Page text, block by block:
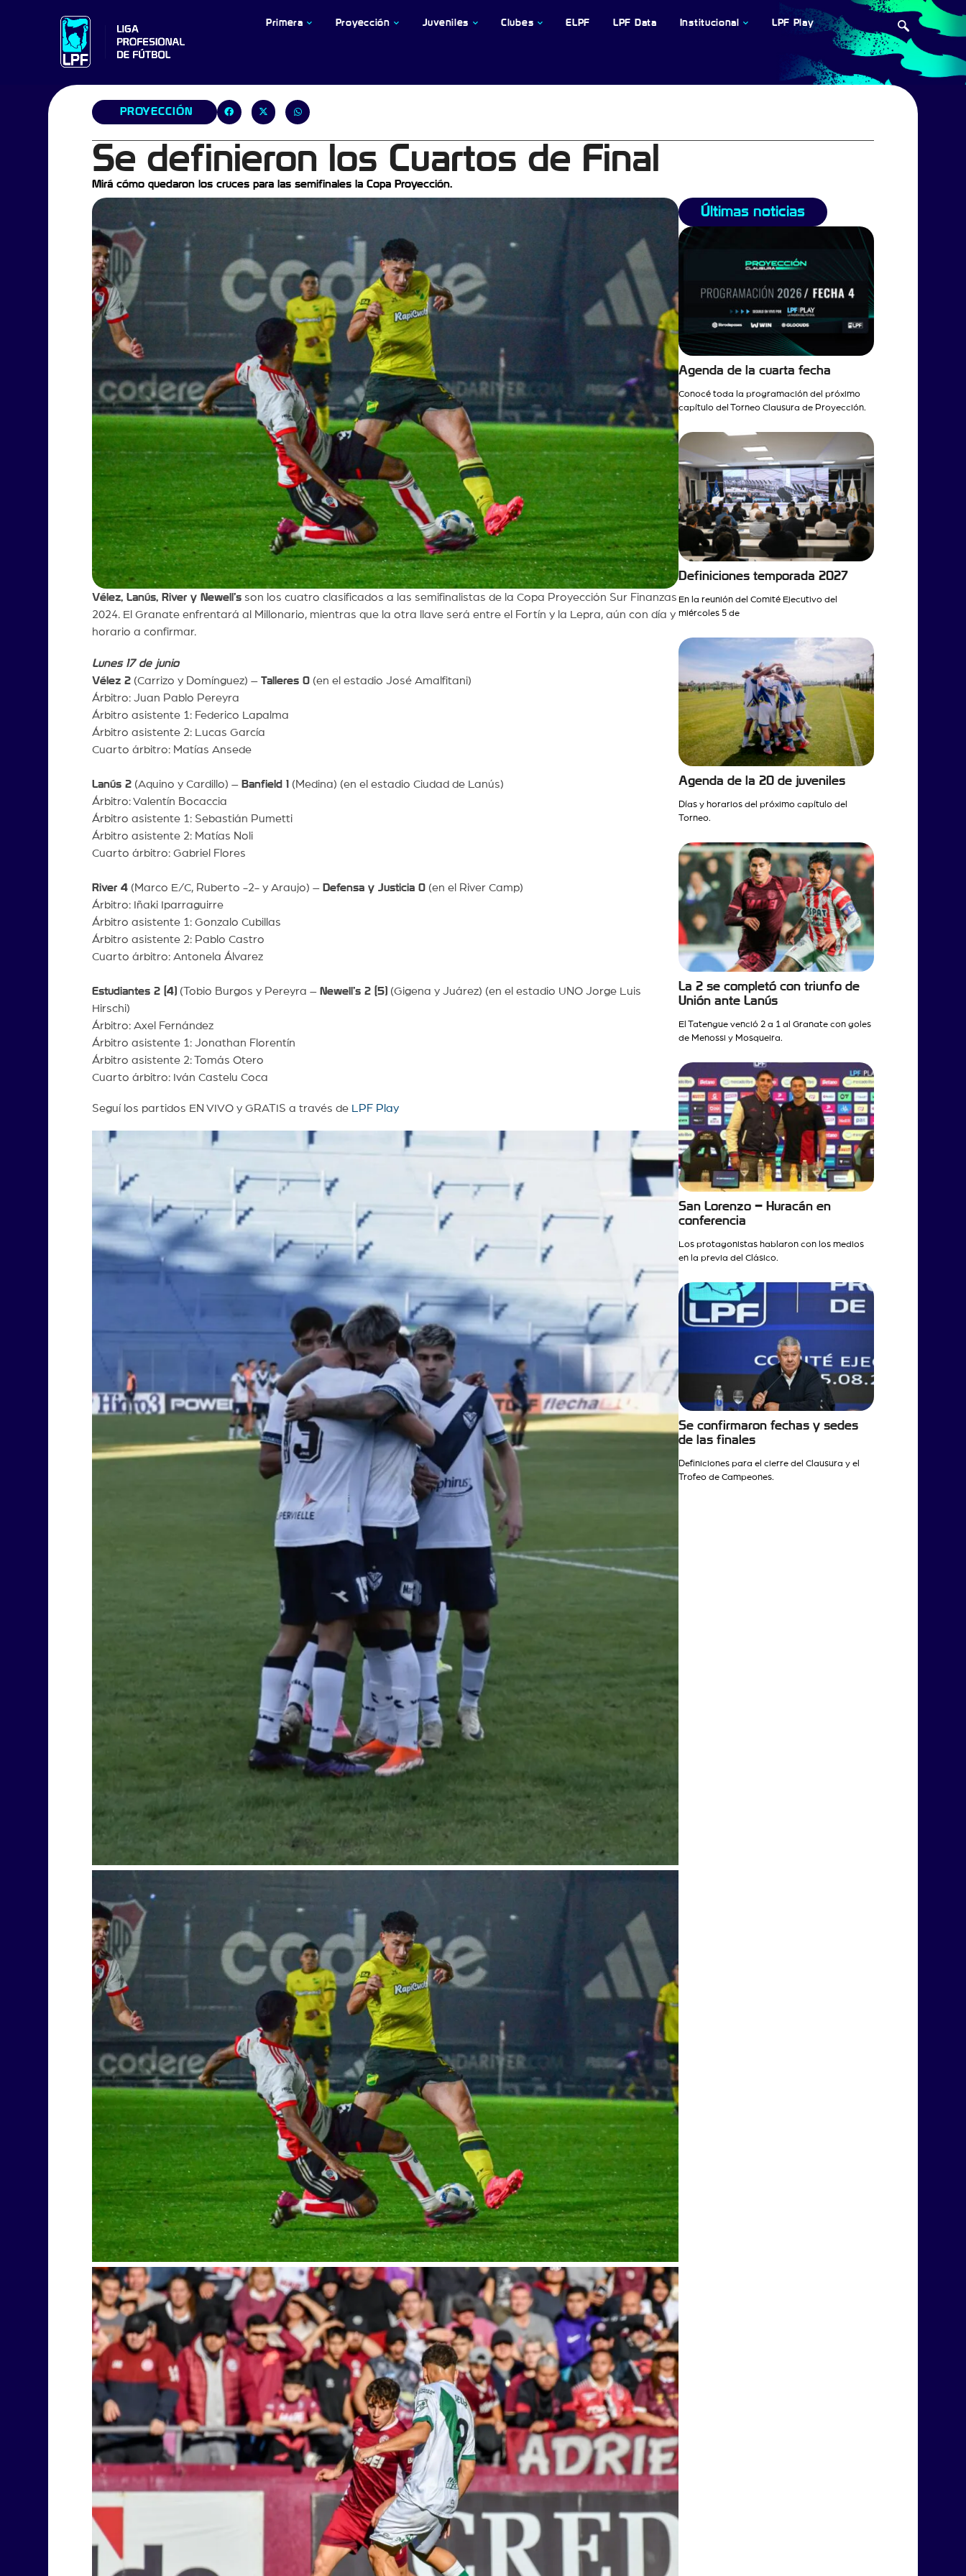
Primera Proyección Juveniles Clubes ELPF LPF Data Institucional LPF Play
PROYECCIÓN
Se definieron los Cuartos de Final
Mirá cómo quedaron los cruces para las semifinales la Copa Proyección.
Vélez, Lanús, River y Newell’sson los cuatro clasificados a las semifinalistas de la Copa Proyección Sur Finanzas
2024. El Granate enfrentará al Millonario, mientras que la otra llave será entre el Fortín y la Lepra, aún con día y
horario a confirmar.
Lunes 17 de junio
Vélez 2(Carrizo y Domínguez) – Talleres 0(en el estadio José Amalfitani)
Árbitro: Juan Pablo Pereyra
Árbitro asistente 1: Federico Lapalma
Árbitro asistente 2: Lucas García
Cuarto árbitro: Matías Ansede
Lanús 2(Aquino y Cardillo) – Banfield 1(Medina) (en el estadio Ciudad de Lanús)
Árbitro: Valentín Bocaccia
Árbitro asistente 1: Sebastián Pumetti
Árbitro asistente 2: Matías Noli
Cuarto árbitro: Gabriel Flores
River 4(Marco E/C, Ruberto -2- y Araujo) – Defensa y Justicia 0(en el River Camp)
Árbitro: Iñaki Iparraguirre
Árbitro asistente 1: Gonzalo Cubillas
Árbitro asistente 2: Pablo Castro
Cuarto árbitro: Antonela Álvarez
Estudiantes 2 (4)(Tobio Burgos y Pereyra – Newell’s 2 (5)(Gigena y Juárez) (en el estadio UNO Jorge Luis
Hirschi)
Árbitro: Axel Fernández
Árbitro asistente 1: Jonathan Florentín
Árbitro asistente 2: Tomás Otero
Cuarto árbitro: Iván Castelu Coca
Seguí los partidos EN VIVO y GRATIS a través de LPF Play
Últimas noticias
Agenda de la cuarta fecha
Conocé toda la programación del próximo
capítulo del Torneo Clausura de Proyección.
Definiciones temporada 2027
En la reunión del Comité Ejecutivo del
miércoles 5 de
Agenda de la 20 de juveniles
Días y horarios del próximo capítulo del
Torneo.
La 2 se completó con triunfo de
Unión ante Lanús
El Tatengue venció 2 a 1 al Granate con goles
de Menossi y Mosqueira.
San Lorenzo – Huracán en
conferencia
Los protagonistas hablaron con los medios
en la previa del Clásico.
Se confirmaron fechas y sedes
de las finales
Definiciones para el cierre del Clausura y el
Trofeo de Campeones.